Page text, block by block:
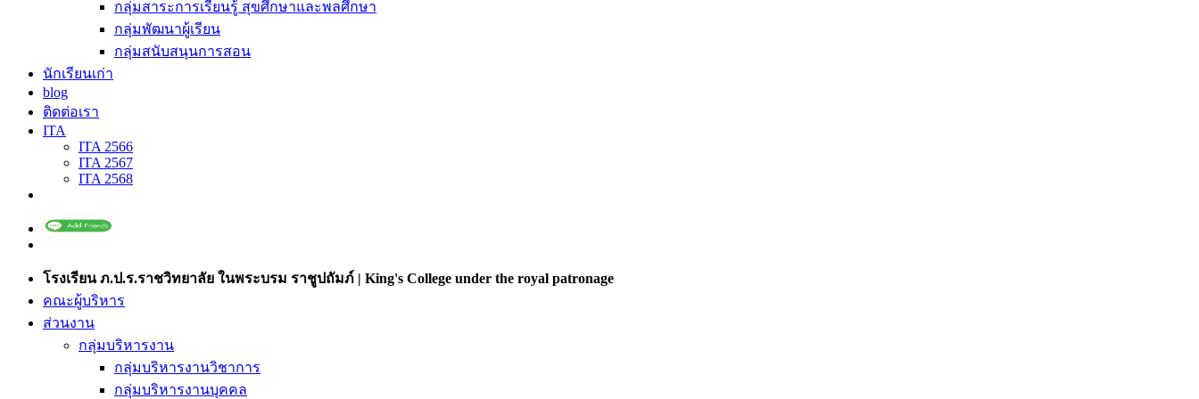
กลุ่มสาระการเรียนรู้ สุขศึกษาและพลศึกษา
กลุ่มพัฒนาผู้เรียน
กลุ่มสนับสนุนการสอน
นักเรียนเก่า
blog
ติดต่อเรา
ITA
ITA 2566
ITA 2567
ITA 2568
โรงเรียน ภ.ป.ร.ราชวิทยาลัย ในพระบรม ราชูปถัมภ์ | King's College under the royal patronage
คณะผู้บริหาร
ส่วนงาน
กลุ่มบริหารงาน
กลุ่มบริหารงานวิชาการ
กลุ่มบริหารงานบุคคล